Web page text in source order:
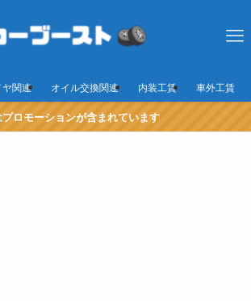
ヤ関連 オイル交換関連 内装工賃 車外工賃
ロモーションが含まれています